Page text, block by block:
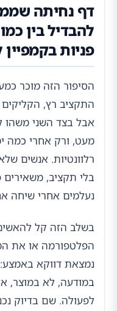
דף נחיתה
להבדיל בין
פניות בקמפיין
הסיפור הזה מוכר
התקציב רץ,
אבל בצד השני משהו
מעט, ורק אחרי כמה
רלוונטיות. אנשים
בלי תקציב, משאירים
נעלמים אחרי שיחה
בשלב הזה קל
הפלטפורמה או את
נמצאת דווקא
במודעה, לא במוצר,
לפעולה. שם בדיוק